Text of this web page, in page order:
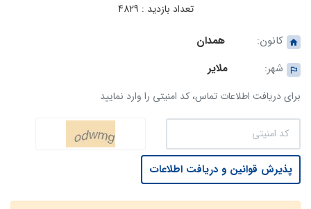
تعداد بازدید : 4829
کانون:
همدان
شهر:
ملایر
برای دریافت اطلاعات تماس، کد امنیتی را وارد نمایید
پذیرش قوانین و دریافت اطلاعات